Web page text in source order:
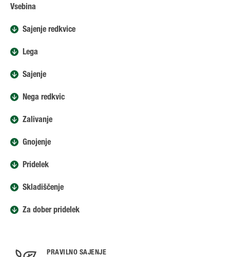
Vsebina
Sajenje redkvice
Lega
Sajenje
Nega redkvic
Zalivanje
Gnojenje
Pridelek
Skladiščenje
Za dober pridelek
PRAVILNO SAJENJE